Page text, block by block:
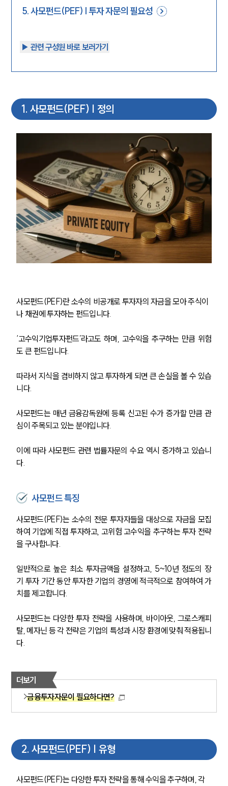
5.사모펀드(PEF) | 투자 자문의 필요성
▶︎ 관련 구성원 바로 보러가기
1. 사모펀드(PEF) | 정의
사모펀드(PEF)란 소수의 비공개로 투자자의 자금을 모아 주식이
나 채권에 투자하는 펀드입니다.
‘고수익기업투자펀드’라고도 하며, 고수익을 추구하는 만큼 위험
도 큰 펀드입니다.
따라서 지식을 겸비하지 않고 투자하게 되면 큰 손실을 볼 수 있습
니다.
사모펀드는 매년 금융감독원에 등록 신고된 수가 증가할 만큼 관
심이 주목되고 있는 분야입니다.
이에 따라 사모펀드 관련 법률자문의 수요 역시 증가하고 있습니
다.
사모펀드 특징
사모펀드(PEF)는 소수의 전문 투자자들을 대상으로 자금을 모집
하여 기업에 직접 투자하고, 고위험 고수익을 추구하는 투자 전략
을 구사합니다.
일반적으로 높은 최소 투자금액을 설정하고, 5~10년 정도의 장
기 투자 기간 동안 투자한 기업의 경영에 적극적으로 참여하여 가
치를 제고합니다.
사모펀드는 다양한 투자 전략을 사용하며, 바이아웃, 그로스캐피
탈, 메자닌 등 각 전략은 기업의 특성과 시장 환경에 맞춰 적용됩니
다.
더보기
금융투자자문이 필요하다면?
2. 사모펀드(PEF) | 유형
사모펀드(PEF)는 다양한 투자 전략을 통해 수익을 추구하며, 각